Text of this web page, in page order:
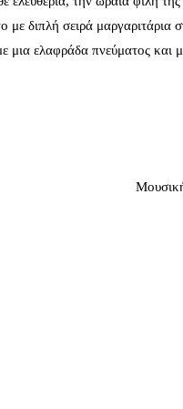
διπλή σειρά
μια ελαφράδα πνεύματος και